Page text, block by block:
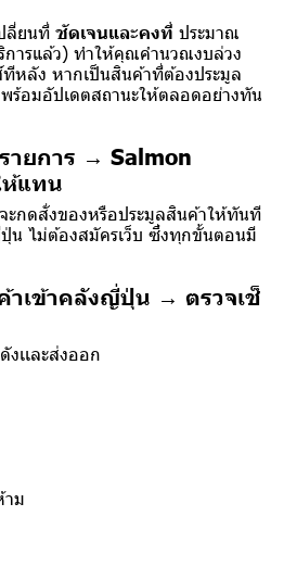
ลี่ยนที่ ชัดเจนและคงที่ ประมาณ
การแล้ว) ทำให้คุณคำนวณงบล่วง
หลัง หากเป็นสินค้าที่ต้องประมูล
ร้อมอัปเดตสถานะให้ตลอดอย่างทัน
ยการ → Salmon
ห้แทน
กดสั่งของหรือประมูลสินค้าให้ทันที
น ไม่ต้องสมัครเว็บ ซึ่งทุกขั้นตอนมี
เข้าคลังญี่ปุ่น → ตรวจเช็
เเละส่งออก
าม